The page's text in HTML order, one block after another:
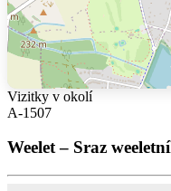
Vizitky v okolí
A-1507
Weelet – Sraz